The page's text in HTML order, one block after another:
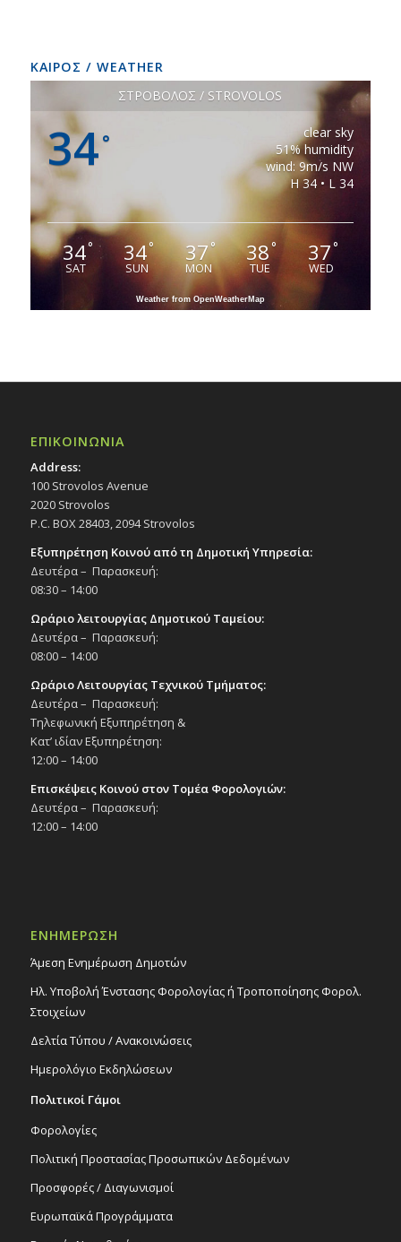
ΚΑΙΡΟΣ / WEATHER
ΣΤΡΟΒΟΛΟΣ / STROVOLOS
34°
clear sky
51% humidity
wind: 9m/s NW
H 34 • L 34
34°
SAT
34°
SUN
37°
MON
38°
TUE
37°
WED
Weather from OpenWeatherMap
ΕΠΙΚΟΙΝΩΝΙΑ
Address:
100 Strovolos Avenue
2020 Strovolos
P.C. BOX 28403, 2094 Strovolos
Εξυπηρέτηση Κοινού από τη Δημοτική Υπηρεσία:
Δευτέρα – Παρασκευή:
08:30 – 14:00
Ωράριο λειτουργίας Δημοτικού Ταμείου:
Δευτέρα – Παρασκευή:
08:00 – 14:00
Ωράριο Λειτουργίας Τεχνικού Τμήματος:
Δευτέρα – Παρασκευή:
Τηλεφωνική Εξυπηρέτηση &
Κατ’ ιδίαν Εξυπηρέτηση:
12:00 – 14:00
Επισκέψεις Κοινού στον Τομέα Φορολογιών:
Δευτέρα – Παρασκευή:
12:00 – 14:00
ΕΝΗΜΕΡΩΣΗ
Άμεση Ενημέρωση Δημοτών
Ηλ. Υποβολή Ένστασης Φορολογίας ή Τροποποίησης Φορολ.
Στοιχείων
Δελτία Τύπου / Ανακοινώσεις
Ημερολόγιο Εκδηλώσεων
Πολιτικοί Γάμοι
Φορολογίες
Πολιτική Προστασίας Προσωπικών Δεδομένων
Προσφορές / Διαγωνισμοί
Ευρωπαϊκά Προγράμματα